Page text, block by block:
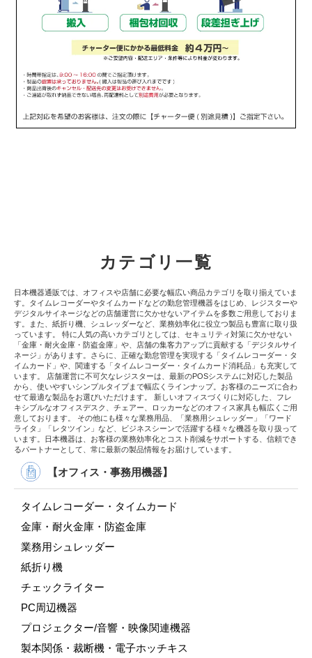
カテゴリ一覧
日本機器通販では、オフィスや店舗に必要な幅広い商品カテゴリを取り揃えていま
す。タイムレコーダーやタイムカードなどの勤怠管理機器をはじめ、レジスターや
デジタルサイネージなどの店舗運営に欠かせないアイテムを多数ご用意しておりま
す。また、紙折り機、シュレッダーなど、業務効率化に役立つ製品も豊富に取り扱
っています。 特に人気の高いカテゴリとしては、セキュリティ対策に欠かせない
「金庫・耐火金庫・防盗金庫」や、店舗の集客力アップに貢献する「デジタルサイ
ネージ」があります。さらに、正確な勤怠管理を実現する「タイムレコーダー・タ
イムカード」や、関連する「タイムレコーダー・タイムカード消耗品」も充実して
います。 店舗運営に不可欠なレジスターは、最新のPOSシステムに対応した製品
から、使いやすいシンプルタイプまで幅広くラインナップ。お客様のニーズに合わ
せて最適な製品をお選びいただけます。 新しいオフィスづくりに対応した、フレ
キシブルなオフィスデスク、チェアー、ロッカーなどのオフィス家具も幅広くご用
意しております。 その他にも様々な業務用品、「業務用シュレッダー」「ワード
ライタ」「レタツイン」など、ビジネスシーンで活躍する様々な機器を取り扱って
います。日本機器は、お客様の業務効率化とコスト削減をサポートする、信頼でき
るパートナーとして、常に最新の製品情報をお届けしています。
【オフィス・事務用機器】
タイムレコーダー・タイムカード
金庫・耐火金庫・防盗金庫
業務用シュレッダー
紙折り機
チェックライター
PC周辺機器
プロジェクター/音響・映像関連機器
製本関係・裁断機・電子ホッチキス